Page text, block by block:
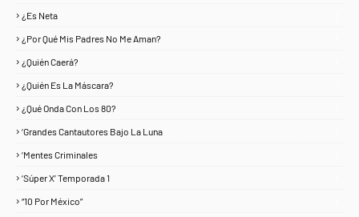
¿Es Neta
¿Por Qué Mis Padres No Me Aman?
¿Quién Caerá?
¿Quién Es La Máscara?
¿Qué Onda Con Los 80?
‘Grandes Cantautores Bajo La Luna
‘Mentes Criminales
‘Súper X’ Temporada 1
“10 Por México”